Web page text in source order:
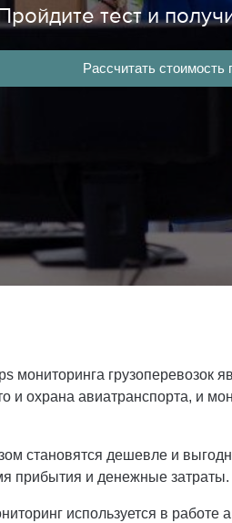
тест и
Рассчитать стоимость
грузоперевозок
охрана авиатранспорта, и
становятся дешевле и
прибытия и денежные затраты.
используется в работе